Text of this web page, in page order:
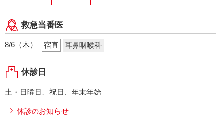
救急当番医
8/6（木） 宿直 耳鼻咽喉科
休診日
土・日曜日、祝日、年末年始
休診のお知らせ